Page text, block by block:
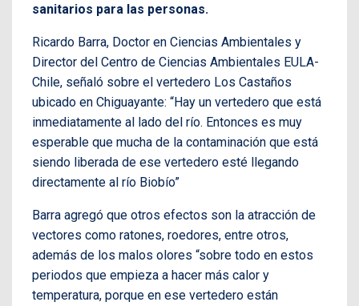
sanitarios para las personas.
Ricardo Barra, Doctor en Ciencias Ambientales y
Director del Centro de Ciencias Ambientales EULA-
Chile, señaló sobre el vertedero Los Castaños
ubicado en Chiguayante: “Hay un vertedero que está
inmediatamente al lado del río. Entonces es muy
esperable que mucha de la contaminación que está
siendo liberada de ese vertedero esté llegando
directamente al río Biobío”
Barra agregó que otros efectos son la atracción de
vectores como ratones, roedores, entre otros,
además de los malos olores “sobre todo en estos
periodos que empieza a hacer más calor y
temperatura, porque en ese vertedero están